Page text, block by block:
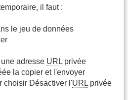
il faut :
le jeu de données
adresse URL privée
la copier et l'envoyer
choisir Désactiver l'URL privée